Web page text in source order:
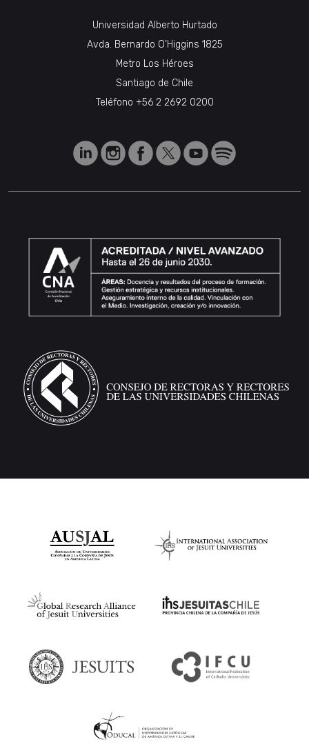
Universidad Alberto Hurtado
Avda. Bernardo O’Higgins 1825
Metro Los Héroes
Santiago de Chile
Teléfono +56 2 2692 0200